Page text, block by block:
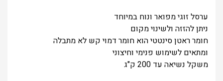
ערסל זוגי מפואר ונוח במיוחד
ניתן להזזה ולשינוי מקום
חומר ראטן סינטטי הוא חומר דמוי קש לא מתבלה
ומתאים לשימוש פנימי וחיצוני
משקל נשיאה עד 200 ק"ג